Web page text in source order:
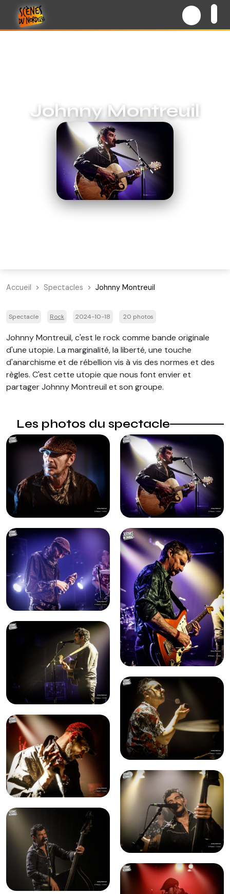
Johnny Montreuil
Accueil Spectacles Johnny Montreuil
Spectacle Rock 2024-10-18 20 photos
Johnny Montreuil, c'est le rock comme bande originale
d'une utopie. La marginalité, la liberté, une touche
d'anarchisme et de rébellion vis à vis des normes et des
règles. C'est cette utopie que nous font envier et
partager Johnny Montreuil et son groupe.
Les photos du spectacle